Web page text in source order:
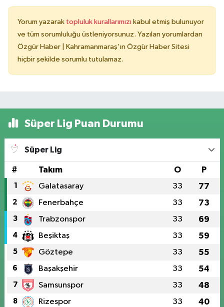
Yorum yazarak topluluk kurallarımızı kabul etmiş bulunuyor
ve tüm sorumluluğu üstleniyorsunuz. Yazılan yorumlardan
Özgür Haber | Kahramanmaraş'ın Özgür Haber Sitesi
hiçbir şekilde sorumlu tutulamaz.
Süper Lig Puan Durumu
Süper Lig
# Takım O P
1 Galatasaray 33 77
2 Fenerbahçe 33 73
3 Trabzonspor 33 69
4 Beşiktaş 33 59
5 Göztepe 33 55
6 Başakşehir 33 54
7 Samsunspor 33 48
8 Rizespor 33 40